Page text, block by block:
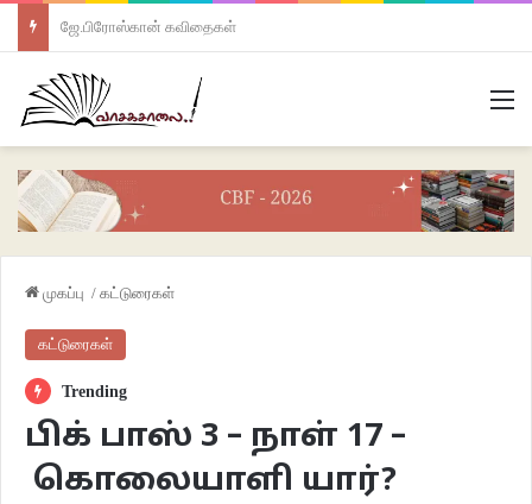
ஜே.பிரோஸ்கான் கவிதைகள்
முகப்பு / கட்டுரைகள்
கட்டுரைகள்
Trending
பிக் பாஸ் 3 – நாள் 17 –
கொலையாளி யார்?